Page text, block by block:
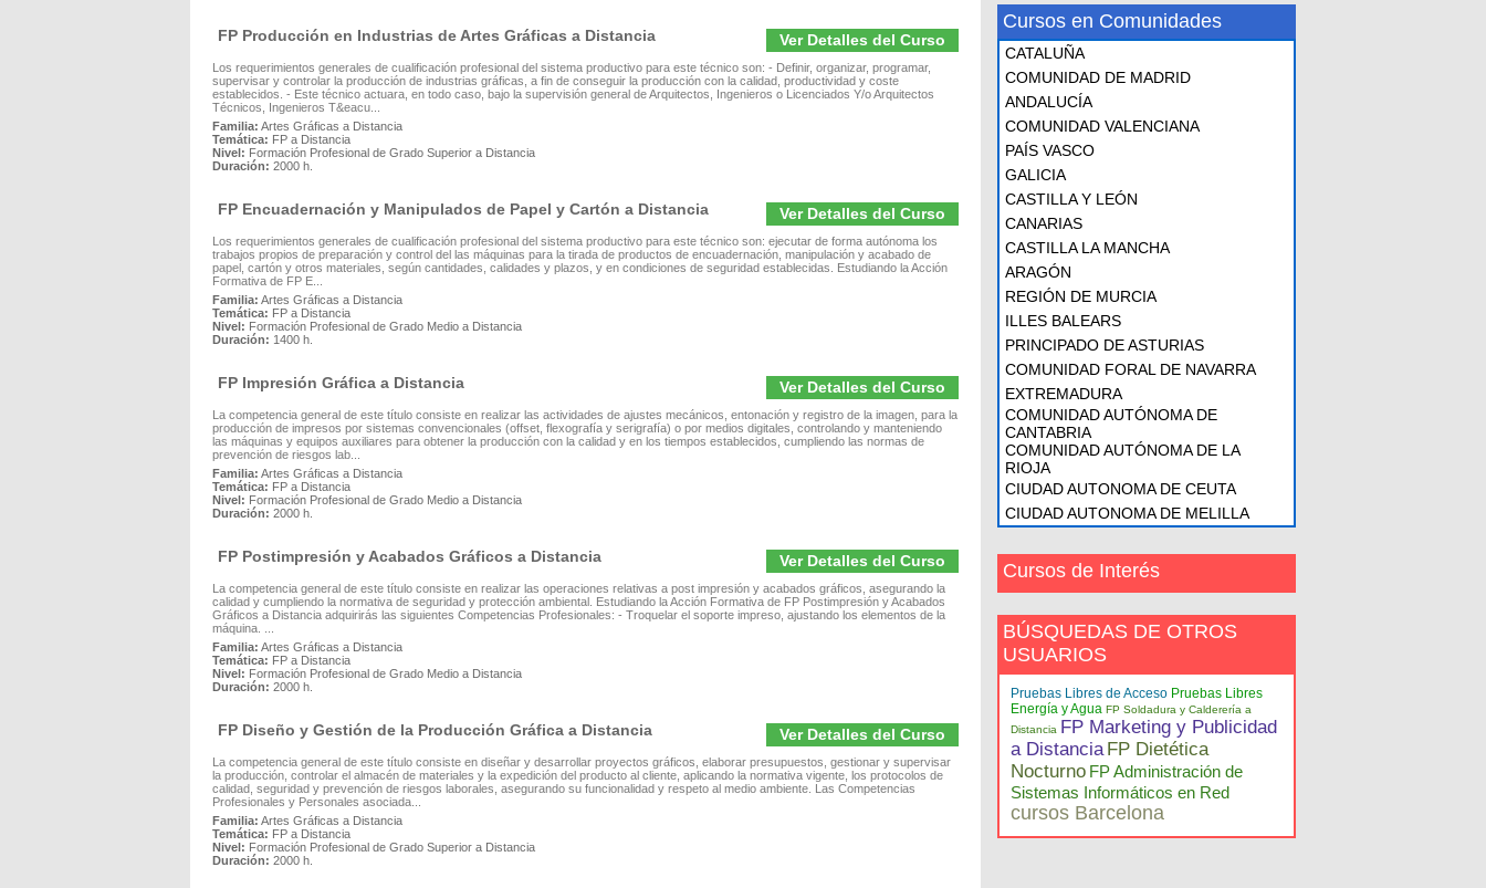
Ver Detalles del Curso
FP Producción en Industrias de Artes Gráficas a Distancia
Los requerimientos generales de cualificación profesional del sistema productivo para este técnico son: - Definir, organizar, programar,
supervisar y controlar la producción de industrias gráficas, a fin de conseguir la producción con la calidad, productividad y coste
establecidos. - Este técnico actuara, en todo caso, bajo la supervisión general de Arquitectos, Ingenieros o Licenciados Y/o Arquitectos
Técnicos, Ingenieros T&eacu...
Familia: Artes Gráficas a Distancia
Temática: FP a Distancia
Nivel: Formación Profesional de Grado Superior a Distancia
Duración: 2000 h.
Ver Detalles del Curso
FP Encuadernación y Manipulados de Papel y Cartón a Distancia
Los requerimientos generales de cualificación profesional del sistema productivo para este técnico son: ejecutar de forma autónoma los
trabajos propios de preparación y control del las máquinas para la tirada de productos de encuadernación, manipulación y acabado de
papel, cartón y otros materiales, según cantidades, calidades y plazos, y en condiciones de seguridad establecidas. Estudiando la Acción
Formativa de FP E...
Familia: Artes Gráficas a Distancia
Temática: FP a Distancia
Nivel: Formación Profesional de Grado Medio a Distancia
Duración: 1400 h.
Ver Detalles del Curso
FP Impresión Gráfica a Distancia
La competencia general de este título consiste en realizar las actividades de ajustes mecánicos, entonación y registro de la imagen, para la
producción de impresos por sistemas convencionales (offset, flexografía y serigrafía) o por medios digitales, controlando y manteniendo
las máquinas y equipos auxiliares para obtener la producción con la calidad y en los tiempos establecidos, cumpliendo las normas de
prevención de riesgos lab...
Familia: Artes Gráficas a Distancia
Temática: FP a Distancia
Nivel: Formación Profesional de Grado Medio a Distancia
Duración: 2000 h.
Ver Detalles del Curso
FP Postimpresión y Acabados Gráficos a Distancia
La competencia general de este título consiste en realizar las operaciones relativas a post impresión y acabados gráficos, asegurando la
calidad y cumpliendo la normativa de seguridad y protección ambiental. Estudiando la Acción Formativa de FP Postimpresión y Acabados
Gráficos a Distancia adquirirás las siguientes Competencias Profesionales: - Troquelar el soporte impreso, ajustando los elementos de la
máquina. ...
Familia: Artes Gráficas a Distancia
Temática: FP a Distancia
Nivel: Formación Profesional de Grado Medio a Distancia
Duración: 2000 h.
Ver Detalles del Curso
FP Diseño y Gestión de la Producción Gráfica a Distancia
La competencia general de este título consiste en diseñar y desarrollar proyectos gráficos, elaborar presupuestos, gestionar y supervisar
la producción, controlar el almacén de materiales y la expedición del producto al cliente, aplicando la normativa vigente, los protocolos de
calidad, seguridad y prevención de riesgos laborales, asegurando su funcionalidad y respeto al medio ambiente. Las Competencias
Profesionales y Personales asociada...
Familia: Artes Gráficas a Distancia
Temática: FP a Distancia
Nivel: Formación Profesional de Grado Superior a Distancia
Duración: 2000 h.
Cursos en Comunidades
CATALUÑA
COMUNIDAD DE MADRID
ANDALUCÍA
COMUNIDAD VALENCIANA
PAÍS VASCO
GALICIA
CASTILLA Y LEÓN
CANARIAS
CASTILLA LA MANCHA
ARAGÓN
REGIÓN DE MURCIA
ILLES BALEARS
PRINCIPADO DE ASTURIAS
COMUNIDAD FORAL DE NAVARRA
EXTREMADURA
COMUNIDAD AUTÓNOMA DE
CANTABRIA
COMUNIDAD AUTÓNOMA DE LA
RIOJA
CIUDAD AUTONOMA DE CEUTA
CIUDAD AUTONOMA DE MELILLA
Cursos de Interés
BÚSQUEDAS DE OTROS
USUARIOS
Pruebas Libres de Acceso Pruebas Libres
Energía y Agua FP Soldadura y Calderería a
Distancia FP Marketing y Publicidad
a Distancia FP Dietética
Nocturno FP Administración de
Sistemas Informáticos en Red
cursos Barcelona